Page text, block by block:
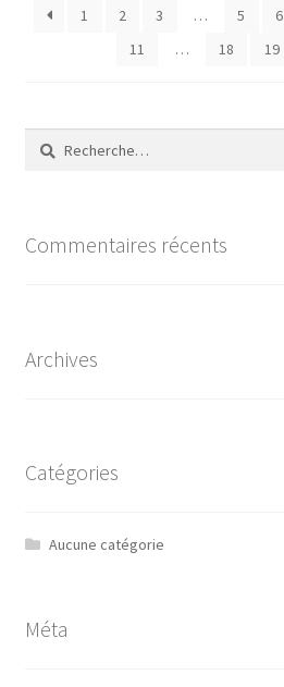
1 2 3 … 5 6
11
… 18 19
Rechercher :
Commentaires récents
Archives
Catégories
Aucune catégorie
Méta